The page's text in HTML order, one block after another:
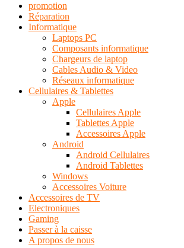
promotion
Réparation
Informatique
Laptops PC
Composants informatique
Chargeurs de laptop
Cables Audio & Video
Réseaux informatique
Cellulaires & Tablettes
Apple
Cellulaires Apple
Tablettes Apple
Accessoires Apple
Android
Android Cellulaires
Android Tablettes
Windows
Accessoires Voiture
Accessoires de TV
Electroniques
Gaming
Passer à la caisse
A propos de nous